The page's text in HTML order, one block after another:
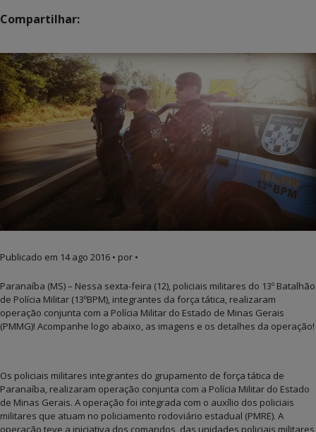
Compartilhar:
Publicado em 14 ago 2016 • por •
Paranaíba (MS) – Nessa sexta-feira (12), policiais militares do 13º Batalhão
de Polícia Militar (13ºBPM), integrantes da força tática, realizaram
operação conjunta com a Polícia Militar do Estado de Minas Gerais
(PMMG)! Acompanhe logo abaixo, as imagens e os detalhes da operação!
Os policiais militares integrantes do grupamento de força tática de
Paranaíba, realizaram operação conjunta com a Polícia Militar do Estado
de Minas Gerais. A operação foi integrada com o auxílio dos policiais
militares que atuam no policiamento rodoviário estadual (PMRE). A
operação teve a iniciativa dos comandos das unidades policiais militares